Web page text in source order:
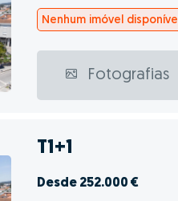
Nenhum imóvel disponível
Fotografias
T1+1
Desde 252.000 €